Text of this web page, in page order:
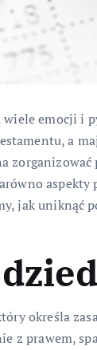
emocji i
a
aspekty
jak
określa
z prawem,